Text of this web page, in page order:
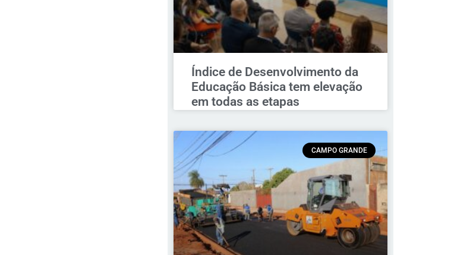
Índice de Desenvolvimento da
Educação Básica tem elevação
em todas as etapas
CAMPO GRANDE